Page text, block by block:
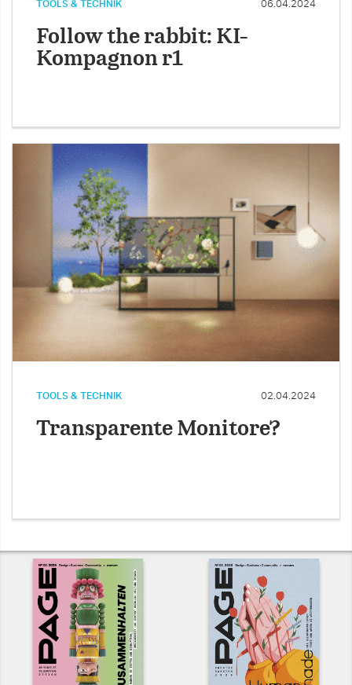
TOOLS & TECHNIK 06.04.2024
Follow the rabbit: KI-
Kompagnon r1
TOOLS & TECHNIK 02.04.2024
Transparente Monitore?